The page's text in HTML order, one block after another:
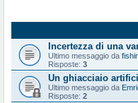
Incertezza di una
Ultimo messaggio da
Risposte: 3
Un ghiacciaio
Ultimo messaggio da
Risposte: 2